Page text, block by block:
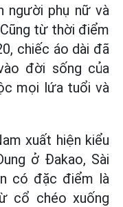
người phụ nữ và
từ thời điểm
chiếc áo dài đã
đời sống của
mọi lứa tuổi và
xuất hiện kiểu
ở Đakao, Sài
có đặc điểm là
cổ chéo xuống